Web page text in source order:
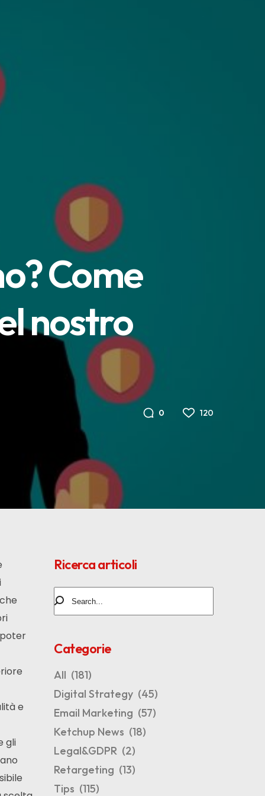
Come
nostro
0 120
e
gli
Ricerca articoli
Categorie
All (181)
Digital Strategy (45)
Email Marketing (57)
Ketchup News (18)
Legal&GDPR (2)
Retargeting (13)
Tips (115)